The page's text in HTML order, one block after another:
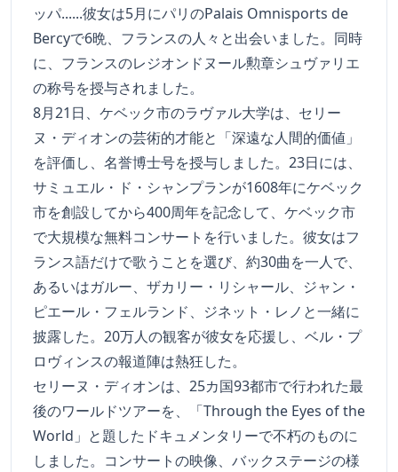
ッパ......彼女は5月にパリのPalais Omnisports de
Bercyで6晩、フランスの人々と出会いました。同時
に、フランスのレジオンドヌール勲章シュヴァリエ
の称号を授与されました。
8月21日、ケベック市のラヴァル大学は、セリー
ヌ・ディオンの芸術的才能と「深遠な人間的価値」
を評価し、名誉博士号を授与しました。23日には、
サミュエル・ド・シャンプランが1608年にケベック
市を創設してから400周年を記念して、ケベック市
で大規模な無料コンサートを行いました。彼女はフ
ランス語だけで歌うことを選び、約30曲を一人で、
あるいはガルー、ザカリー・リシャール、ジャン・
ピエール・フェルランド、ジネット・レノと一緒に
披露した。20万人の観客が彼女を応援し、ベル・プ
ロヴィンスの報道陣は熱狂した。
セリーヌ・ディオンは、25カ国93都市で行われた最
後のワールドツアーを、「Through the Eyes of the
World」と題したドキュメンタリーで不朽のものに
しました。コンサートの映像、バックステージの様